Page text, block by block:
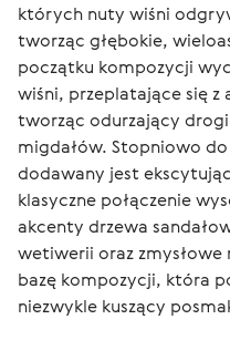
których nuty wiśni
tworząc głębokie,
początku kompozycji
wiśni, przeplatające się z
tworząc odurzający
migdałów. Stopniowo
dodawany jest
klasyczne połączenie
akcenty drzewa
wetiwerii oraz
bazę kompozycji, która
niezwykle kuszący